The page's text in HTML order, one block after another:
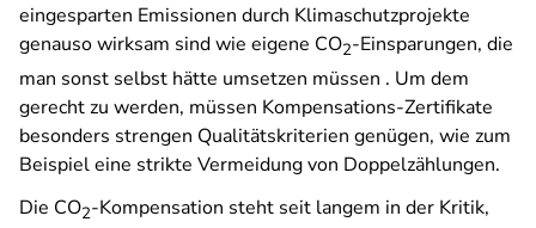
eingesparten Emissionen durch Klimaschutzprojekte
genauso wirksam sind wie eigene CO2-Einsparungen, die
man sonst selbst hätte umsetzen müssen . Um dem
gerecht zu werden, müssen Kompensations-Zertifikate
besonders strengen Qualitätskriterien genügen, wie zum
Beispiel eine strikte Vermeidung von Doppelzählungen.
Die CO2-Kompensation steht seit langem in der Kritik,